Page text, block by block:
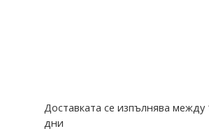
Доставката се изпълнява между
дни